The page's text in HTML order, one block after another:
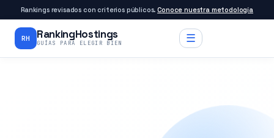
Rankings revisados con criterios públicos.Conoce nuestra metodología
RH RankingHostings
GUÍAS PARA ELEGIR BIEN ☰